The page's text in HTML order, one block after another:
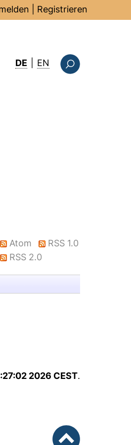
Registrieren
DE EN : this page in
Atom
RSS 1.0
RSS 2.0
2026 CEST.